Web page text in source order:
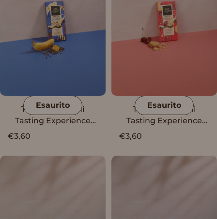
Esaurito
Tavoletta Vanini
Tasting Experience
Double Banana Split
€3,60
Esaurito
Tavoletta Vanini
Tasting Experience
Double Cheesecake
€3,60